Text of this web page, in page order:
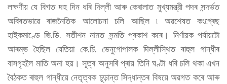
লক্ষণীয় যে বিগত দহ দিন ধৰি দিল্লী আৰু কেৰালাত মুখ্যমন্ত্রী পদৰ সন্দর্ভত
অবিৰতভাৱে ৰাজনৈতিক আলোচনা চলি আছিল ৷ অৱশেষত কংগ্ৰেছ
হাইকমাণ্ডে ভি.ডি. সতীশন নামত সন্মতি প্ৰকাশ কৰে। নিৰ্ণায়ক পৰ্যায়টো
আৰম্ভ হৈছিল যেতিয়া কে.চি. ভেনুগোপালক দিল্লীস্থিত ৰাহুল গান্ধীৰ
বাসগৃহলৈ মাতি অনা হয়। সূত্ৰ অনুসৰি প্ৰায় তিনি ঘণ্টা ধৰি চলি থকা এখন
বৈঠকত ৰাহুল গান্ধীয়ে নেতৃত্বক চূড়ান্ত সিদ্ধান্তৰ বিষয়ে অৱগত কৰে আৰু